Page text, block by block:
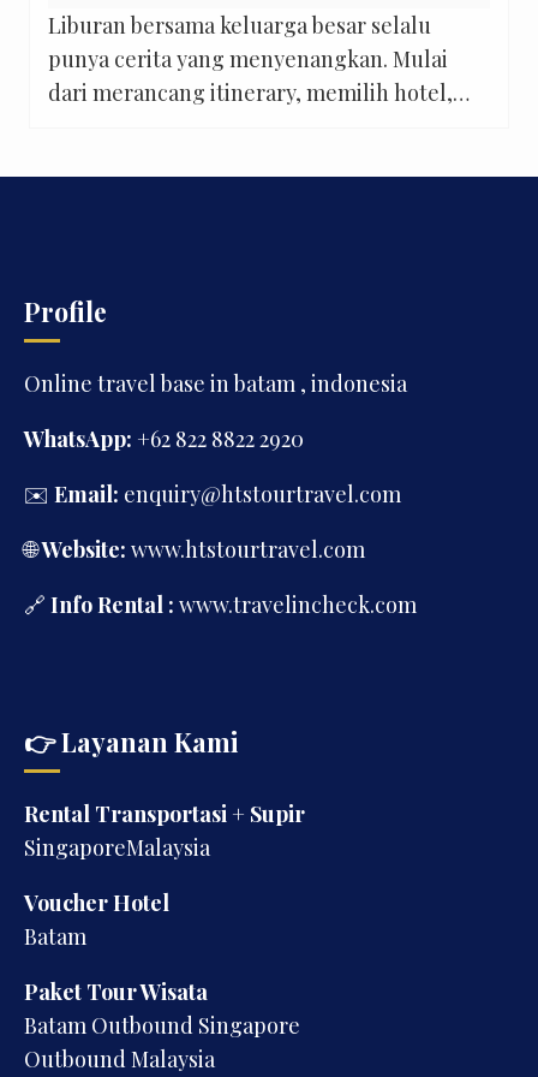
Liburan bersama keluarga besar selalu
punya cerita yang menyenangkan. Mulai
dari merancang itinerary, memilih hotel,
rencana perjalanan, yaitu memilih
kendaraan yang benar-benar sesuai dengan
Profile
Online travel base in batam , indonesia
WhatsApp: +62 822 8822 2920
✉️ Email: enquiry@htstourtravel.com
🌐Website: www.htstourtravel.com
🔗 Info Rental : www.travelincheck.com
👉 Layanan Kami
Rental Transportasi + Supir
SingaporeMalaysia
Voucher Hotel
Batam
Paket Tour Wisata
Batam Outbound Singapore
Outbound Malaysia